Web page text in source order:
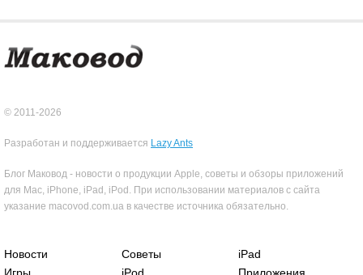
© 2011-2026
Разработан и поддерживается Lazy Ants
Блог Маковод - новости о продукции Apple, советы и обзоры приложений
для Mac, iPhone, iPad, iPod. При использовании материалов с сайта
указание macovod.com.ua в качестве источника обязательно.
Новости Советы
iPad